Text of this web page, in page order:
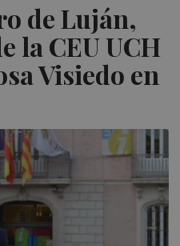
de Luján,
la CEU UCH
Visiedo en